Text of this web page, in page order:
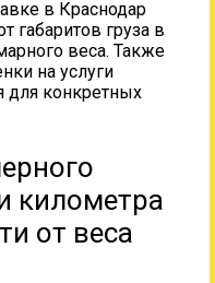
в Краснодар
габаритов груза в
веса. Также
на услуги
для конкретных
километра
от веса